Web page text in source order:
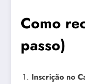
Como
passo)
Inscrição no